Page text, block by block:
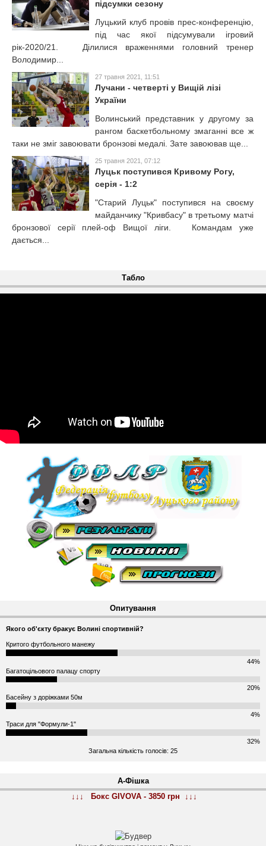
підсумки сезону
Луцький клуб провів прес-конференцію,
під час якої підсумували ігровий
рік-2020/21. Ділилися враженнями головний тренер
Володимир...
27 травня 2021, 11:51
Лучани - четверті у Вищій лізі
України
Волинський представник у другому за
рангом баскетбольному змаганні все ж
таки не зміг завоювати бронзові медалі. Зате завоював ще...
25 травня 2021, 07:12
Луцьк поступився Кривому Рогу,
серія - 1:2
"Старий Луцьк" поступився на своєму
майданчику "Кривбасу" в третьому матчі
бронзової серії плей-оф Вищої ліги. Командам уже
дається...
Табло
Опитування
Якого об'єкту бракує Волині спортивній?
Критого футбольного манежу
44%
Багатоцільового палацу спорту
20%
Басейну з доріжками 50м
4%
Траси для "Формули-1"
32%
Загальна кількість голосів: 25
А-Фішка
↓↓↓ Бокс GIVOVA - 3850 грн ↓↓↓